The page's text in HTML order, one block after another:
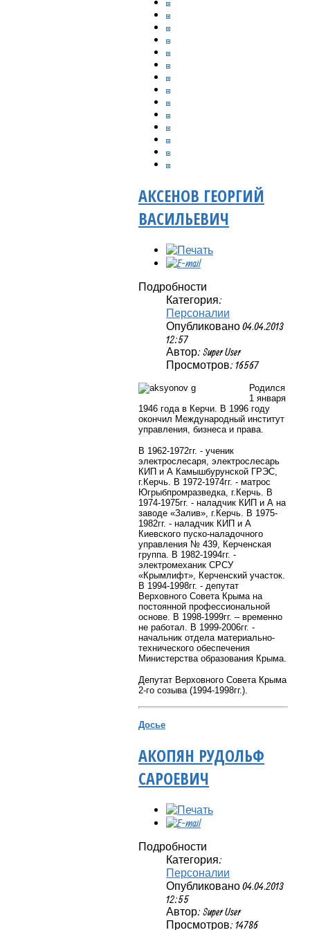
АКСЕНОВ ГЕОРГИЙ
ВАСИЛЬЕВИЧ
Подробности
Категория:
Персоналии
Опубликовано 04.04.2013
12:57
Автор: Super User
Просмотров: 16567
Родился
1 января
1946 года в Керчи. В 1996 году
окончил Международный институт
управления, бизнеса и права.
В 1962-1972гг. - ученик
электрослесаря, электрослесарь
КИП и А Камышбурунской ГРЭС,
г.Керчь. В 1972-1974гг. - матрос
Югрыбпромразведка, г.Керчь. В
1974-1975гг. - наладчик КИП и А на
заводе «Залив», г.Керчь. В 1975-
1982гг. - наладчик КИП и А
Киевского пуско-наладочного
управления № 439, Керченская
группа. В 1982-1994гг. -
электромеханик СРСУ
«Крымлифт», Керченский участок.
В 1994-1998гг. - депутат
Верховного Совета Крыма на
постоянной профессиональной
основе. В 1998-1999гг. – временно
не работал. В 1999-2006гг. -
начальник отдела материально-
технического обеспечения
Министерства образования Крыма.
Депутат Верховного Совета Крыма
2-го созыва (1994-1998гг.).
Досье
АКОПЯН РУДОЛЬФ
САРОЕВИЧ
Подробности
Категория:
Персоналии
Опубликовано 04.04.2013
12:55
Автор: Super User
Просмотров: 14786